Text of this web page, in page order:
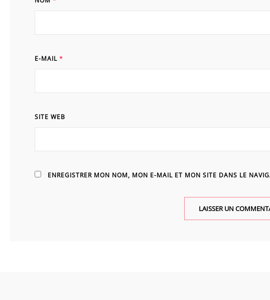
E-MAIL *
SITE WEB
ENREGISTRER MON NOM, MON E-MAIL ET MON SITE DANS LE